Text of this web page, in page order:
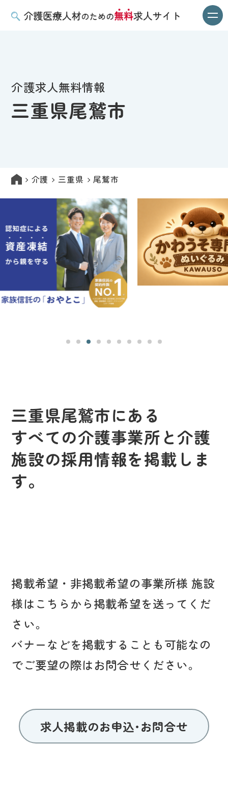
介護求人無料情報
三重県尾鷲市
介護 三重県 尾鷲市
三重県尾鷲市にある
すべての介護事業所と介護
施設の採用情報を掲載しま
す。
掲載希望・非掲載希望の事業所様 施設
様はこちらから掲載希望を送ってくだ
さい。
バナーなどを掲載することも可能なの
でご要望の際はお問合せください。
求人掲載のお申込･お問合せ